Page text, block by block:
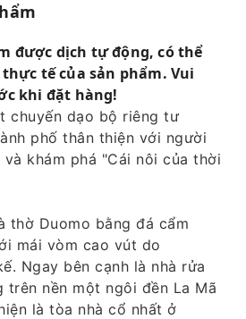
trình kiến ​​trúc cổ nhất ở
dựng trên nền một ngôi
thờ thần Mars.
những tác phẩm điêu khắc
Signoria
dài chờ đợi để chiêm
David của Michelangelo
Ponte Vecchio mang tính
được dịch tự động, có thể
tế của sản phẩm. Vui
khi đặt hàng!
chuyến dạo bộ riêng tư
phố thân thiện với người
khám phá "Cái nôi của thời
thờ Duomo bằng đá cẩm
mái vòm cao vút do
Ngay bên cạnh là nhà rửa
nền một ngôi đền La Mã
là tòa nhà cổ nhất ở